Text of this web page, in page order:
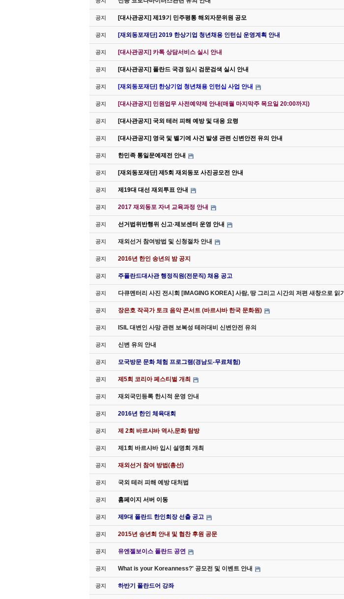
공지 [대사관공지] 제19기 민주평통 해외자문위원 공모
공지 [재외동포재단] 2019 한상기업 청년채용 인턴십 운영계획 안내
공지 [대사관공지] 카톡 상담서비스 실시 안내
공지 [대사관공지] 폴란드 국경 임시 검문검색 실시 안내
공지 [재외동포재단] 한상기업 청년채용 인턴십 사업 안내
공지 [대사관공지] 민원업무 사전예약제 안내(매월 마지막주 목요일 20:00까지)
공지 [대사관공지] 국외 테러 피해 예방 및 대응 요령
공지 [대사관공지] 영국 및 벨기에 사건 발생 관련 신변안전 유의 안내
공지 한민족 통일문예제전 안내
공지 [재외동포재단] 제5회 재외동포 사진공모전 안내
공지 제19대 대선 재외투표 안내
공지 2017 재외동포 자녀 교육과정 안내
공지 선거법위반행위 신고·제보센터 운영 안내
공지 재외선거 참여방법 및 신청절차 안내
공지 2016년 한인 송년의 밤 공지
공지 주폴란드대사관 행정직원(전문직) 채용 공고
공지 다큐멘터리 사진 전시회 [IMAGING KOREA] 사람, 땅 그리고 시간의 저편 새창으로 읽기
공지 장은호 작곡가 토크 음악 콘서트 (바르샤바 한국 문화원)
공지 ISIL 대변인 사망 관련 보복성 테러대비 신변안전 유의
공지 신변 유의 안내
공지 모국방문 문화 체험 프로그램(경남도-무료체험)
공지 제5회 코리아 페스티벌 개최
공지 재외국민등록 한시적 운영 안내
공지 2016년 한인 체육대회
공지 제 2회 바르샤바 역사,문화 탐방
공지 제1회 바르샤바 입시 설명회 개최
공지 재외선거 참여 방법(총선)
공지 국외 테러 피해 예방 대처법
공지 홈페이지 서버 이동
공지 제9대 폴란드 한인회장 선출 공고
공지 2015년 송년회 안내 및 협찬 후원 공문
공지 유엔젤보이스 폴란드 공연
공지 What is your Koreanness?' 공모전 및 이벤트 안내
공지 하반기 폴란드어 강좌